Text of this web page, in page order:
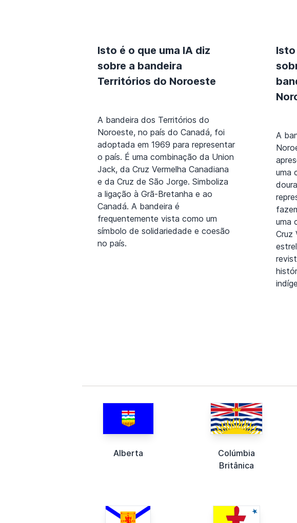
Isto é o que uma IA diz
sobre a bandeira
Territórios do Noroeste
A bandeira dos Territórios do
Noroeste, no país do Canadá, foi
adoptada em 1969 para representar
o país. É uma combinação da Union
Jack, da Cruz Vermelha Canadiana
e da Cruz de São Jorge. Simboliza
a ligação à Grã-Bretanha e ao
Canadá. A bandeira é
frequentemente vista como um
símbolo de solidariedade e coesão
no país.
Isto
A
uma
uma
Cruz
Alberta
Colúmbia
Britânica